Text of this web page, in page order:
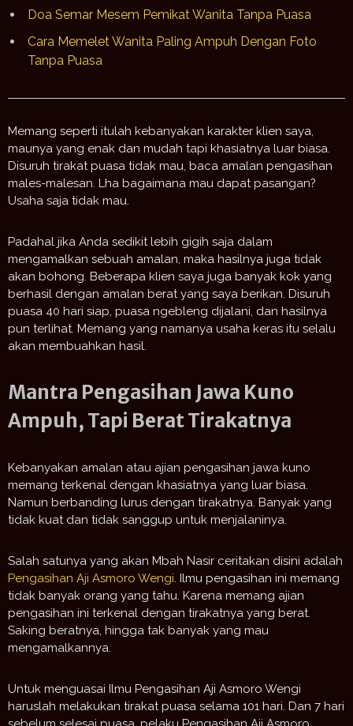
Doa Semar Mesem Pemikat Wanita Tanpa Puasa
Cara Memelet Wanita Paling Ampuh Dengan Foto
Tanpa Puasa
Memang seperti itulah kebanyakan karakter klien saya,
maunya yang enak dan mudah tapi khasiatnya luar biasa.
Disuruh tirakat puasa tidak mau, baca amalan pengasihan
males-malesan. Lha bagaimana mau dapat pasangan?
Usaha saja tidak mau.
Padahal jika Anda sedikit lebih gigih saja dalam
mengamalkan sebuah amalan, maka hasilnya juga tidak
akan bohong. Beberapa klien saya juga banyak kok yang
berhasil dengan amalan berat yang saya berikan. Disuruh
puasa 40 hari siap, puasa ngebleng dijalani, dan hasilnya
pun terlihat. Memang yang namanya usaha keras itu selalu
akan membuahkan hasil.
Mantra Pengasihan Jawa Kuno
Ampuh, Tapi Berat Tirakatnya
Kebanyakan amalan atau ajian pengasihan jawa kuno
memang terkenal dengan khasiatnya yang luar biasa.
Namun berbanding lurus dengan tirakatnya. Banyak yang
tidak kuat dan tidak sanggup untuk menjalaninya.
Salah satunya yang akan Mbah Nasir ceritakan disini adalah
Pengasihan Aji Asmoro Wengi. Ilmu pengasihan ini memang
tidak banyak orang yang tahu. Karena memang ajian
pengasihan ini terkenal dengan tirakatnya yang berat.
Saking beratnya, hingga tak banyak yang mau
mengamalkannya.
Untuk menguasai Ilmu Pengasihan Aji Asmoro Wengi
haruslah melakukan tirakat puasa selama 101 hari. Dan 7 hari